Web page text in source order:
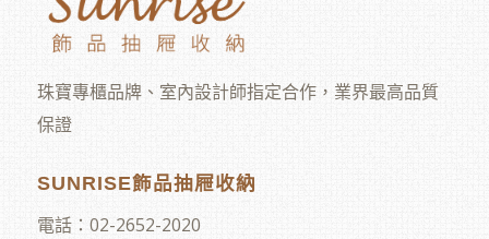
珠寶專櫃品牌、室內設計師指定合作，業界最高品質
保證
SUNRISE飾品抽屜收納
電話： 02-2652-2020